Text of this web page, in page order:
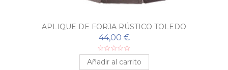
APLIQUE DE FORJA RÚSTICO TOLEDO
44,00 €
Añadir al carrito